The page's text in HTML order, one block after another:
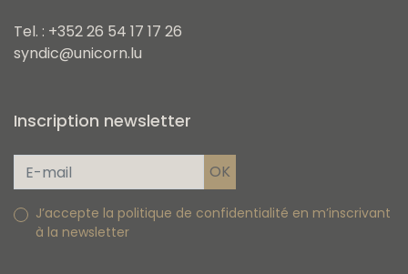
Tel. : +352 26 54 17 17 26
syndic@unicorn.lu
Inscription newsletter
J’accepte la politique de confidentialité en m’inscrivant
à la newsletter